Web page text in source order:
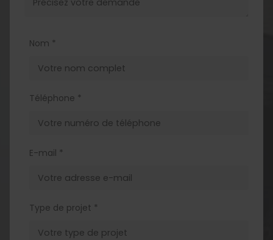
Nom *
Téléphone *
E-mail *
Type de projet *